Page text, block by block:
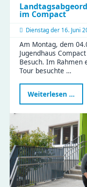
im Compact
Dienstag der 16. Juni
Am Montag, dem
Jugendhaus
Besuch. Im Rahmen
Tour besuchte …
Weiterlesen …
zu
im